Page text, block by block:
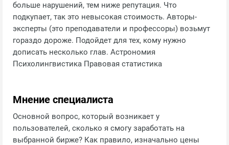
больше нарушений, тем ниже репутация. Что
подкупает, так это невысокая стоимость. Авторы-
эксперты (это преподаватели и профессоры) возьмут
гораздо дороже. Подойдет для тех, кому нужно
дописать несколько глав. Астрономия
Психолингвистика Правовая статистика
Мнение специалиста
Основной вопрос, который возникает у
пользователей, сколько я смогу заработать на
выбранной бирже? Как правило, изначально цены